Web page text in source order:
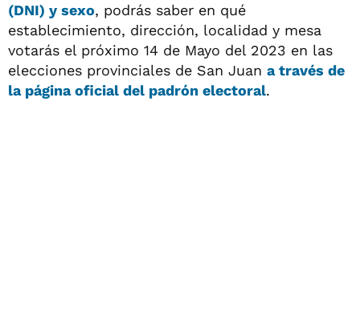
(DNI) y sexo, podrás saber en qué
establecimiento, dirección, localidad y mesa
votarás el próximo 14 de Mayo del 2023 en las
elecciones provinciales de San Juan a través de
la página oficial del padrón electoral.